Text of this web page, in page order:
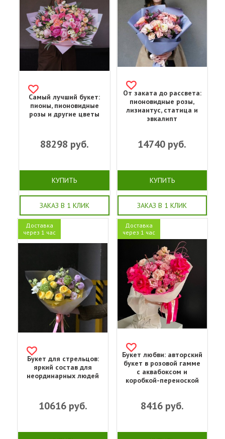
Самый лучший букет:
пионы, пионовидные
розы и другие цветы
88298 руб.
КУПИТЬ
ЗАКАЗ В 1 КЛИК
От заката до рассвета:
пионовидные розы,
лизиантус, статица и
эвкалипт
14740 руб.
КУПИТЬ
ЗАКАЗ В 1 КЛИК
Доставка
через 1 час
Букет для стрельцов:
яркий состав для
неординарных людей
10616руб.
Доставка
через 1 час
Букет любви: авторский
букет в розовой гамме
с аквабоксом и
коробкой-переноской
8416руб.